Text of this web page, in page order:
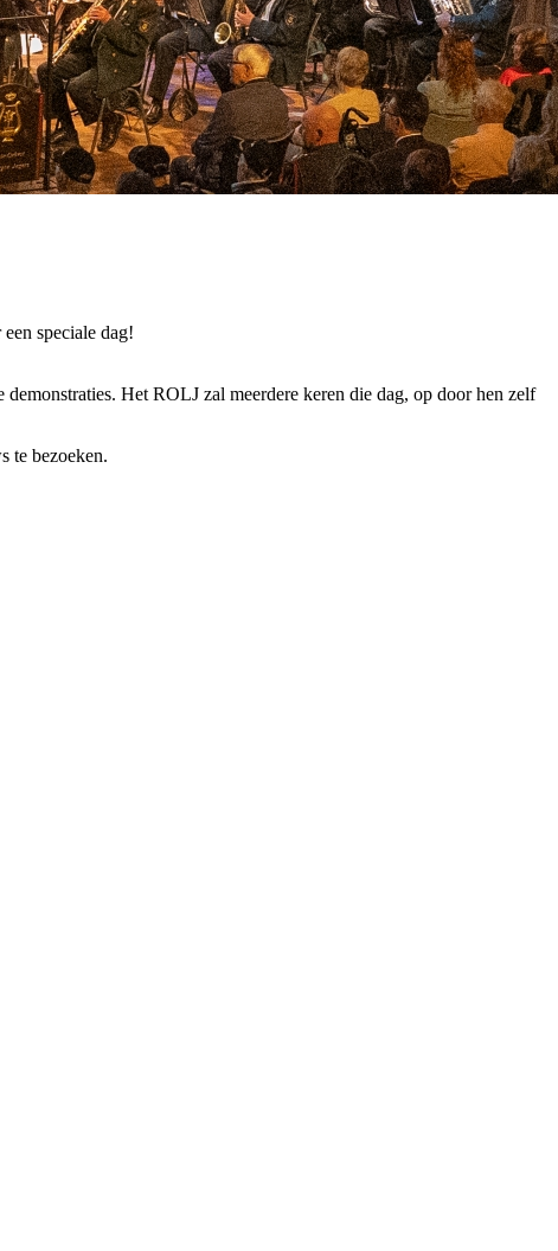
speciale dag!
Het ROLJ zal meerdere keren die dag, op door hen zelf
te bezoeken.